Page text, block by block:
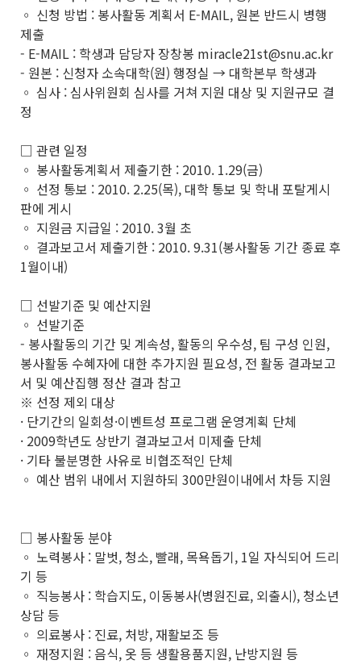
◦ 신청 방법 : 봉사활동 계획서 E-MAIL, 원본 반드시 병행
제출
- E-MAIL : 학생과 담당자 장창봉 miracle21st@snu.ac.kr
- 원본 : 신청자 소속대학(원) 행정실 → 대학본부 학생과
◦ 심사 : 심사위원회 심사를 거쳐 지원 대상 및 지원규모 결
정
□ 관련 일정
◦ 봉사활동계획서 제출기한 : 2010. 1.29(금)
◦ 선정 통보 : 2010. 2.25(목), 대학 통보 및 학내 포탈게시
판에 게시
◦ 지원금 지급일 : 2010. 3월 초
◦ 결과보고서 제출기한 : 2010. 9.31(봉사활동 기간 종료 후
1월이내)
□ 선발기준 및 예산지원
◦ 선발기준
- 봉사활동의 기간 및 계속성, 활동의 우수성, 팀 구성 인원,
봉사활동 수혜자에 대한 추가지원 필요성, 전 활동 결과보고
서 및 예산집행 정산 결과 참고
※ 선정 제외 대상
· 단기간의 일회성·이벤트성 프로그램 운영계획 단체
· 2009학년도 상반기 결과보고서 미제출 단체
· 기타 불분명한 사유로 비협조적인 단체
◦ 예산 범위 내에서 지원하되 300만원이내에서 차등 지원
□ 봉사활동 분야
◦ 노력봉사 : 말벗, 청소, 빨래, 목욕돕기, 1일 자식되어 드리
기 등
◦ 직능봉사 : 학습지도, 이동봉사(병원진료, 외출시), 청소년
상담 등
◦ 의료봉사 : 진료, 처방, 재활보조 등
◦ 재정지원 : 음식, 옷 등 생활용품지원, 난방지원 등